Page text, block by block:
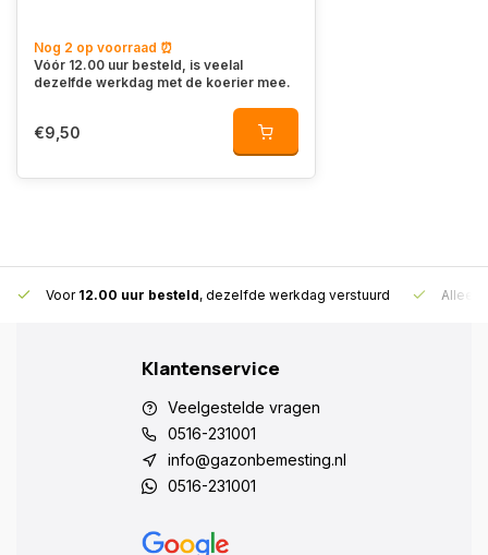
Nog 2 op voorraad ⏰
Vóór 12.00 uur besteld, is veelal
dezelfde werkdag met de koerier mee.
€9,50
Voor 12.00 uur besteld, dezelfde werkdag verstuurd Alleen
Klantenservice
Veelgestelde vragen
0516-231001
info@gazonbemesting.nl
0516-231001